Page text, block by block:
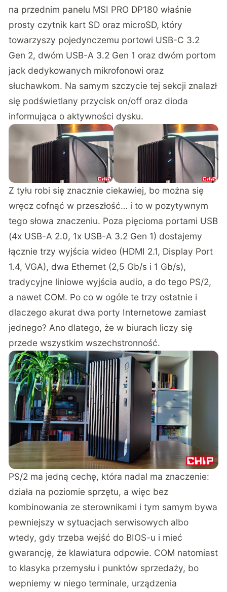
na przednim panelu MSI PRO DP180 właśnie
prosty czytnik kart SD oraz microSD, który
towarzyszy pojedynczemu portowi USB-C 3.2
Gen 2, dwóm USB-A 3.2 Gen 1 oraz dwóm portom
jack dedykowanych mikrofonowi oraz
słuchawkom. Na samym szczycie tej sekcji znalazł
się podświetlany przycisk on/off oraz dioda
informująca o aktywności dysku.
Z tyłu robi się znacznie ciekawiej, bo można się
wręcz cofnąć w przeszłość… i to w pozytywnym
tego słowa znaczeniu. Poza pięcioma portami USB
(4x USB-A 2.0, 1x USB-A 3.2 Gen 1) dostajemy
łącznie trzy wyjścia wideo (HDMI 2.1, Display Port
1.4, VGA), dwa Ethernet (2,5 Gb/s i 1 Gb/s),
tradycyjne liniowe wyjścia audio, a do tego PS/2,
a nawet COM. Po co w ogóle te trzy ostatnie i
dlaczego akurat dwa porty Internetowe zamiast
jednego? Ano dlatego, że w biurach liczy się
przede wszystkim wszechstronność.
PS/2 ma jedną cechę, która nadal ma znaczenie:
działa na poziomie sprzętu, a więc bez
kombinowania ze sterownikami i tym samym bywa
pewniejszy w sytuacjach serwisowych albo
wtedy, gdy trzeba wejść do BIOS-u i mieć
gwarancję, że klawiatura odpowie. COM natomiast
to klasyka przemysłu i punktów sprzedaży, bo
wepniemy w niego terminale, urządzenia